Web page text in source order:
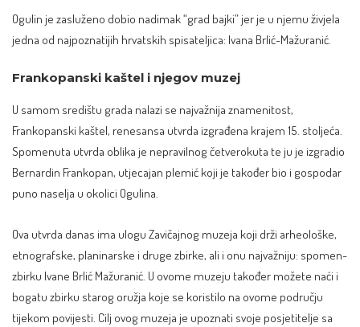
Ogulin je zasluženo dobio nadimak “grad bajki” jer je u njemu živjela
jedna od najpoznatijih hrvatskih spisateljica: Ivana Brlić-Mažuranić.
Frankopanski kaštel i njegov muzej
U samom središtu grada nalazi se najvažnija znamenitost,
Frankopanski kaštel, renesansa utvrda izgrađena krajem 15. stoljeća.
Spomenuta utvrda oblika je nepravilnog četverokuta te ju je izgradio
Bernardin Frankopan, utjecajan plemić koji je također bio i gospodar
puno naselja u okolici Ogulina.
Ova utvrda danas ima ulogu Zavičajnog muzeja koji drži arheološke,
etnografske, planinarske i druge zbirke, ali i onu najvažniju: spomen-
zbirku Ivane Brlić Mažuranić. U ovome muzeju također možete naći i
bogatu zbirku starog oružja koje se koristilo na ovome području
tijekom povijesti. Cilj ovog muzeja je upoznati svoje posjetitelje sa